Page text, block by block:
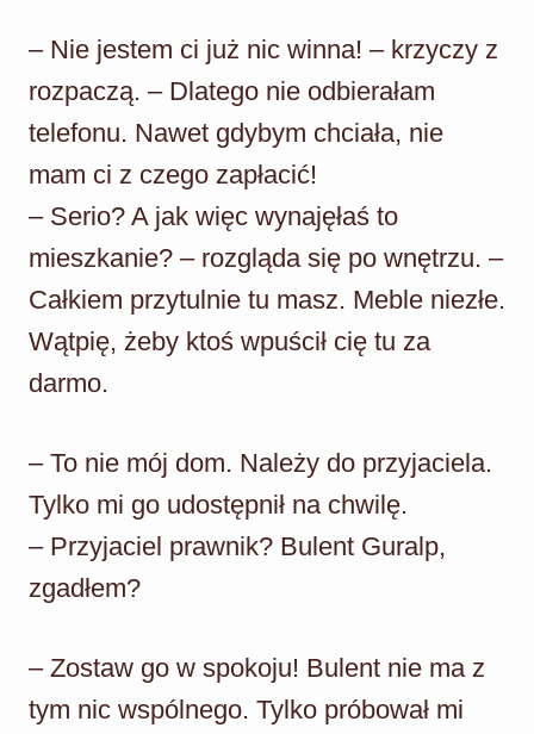
– Nie jestem ci już nic winna! – krzyczy z
rozpaczą. – Dlatego nie odbierałam
telefonu. Nawet gdybym chciała, nie
mam ci z czego zapłacić!
– Serio? A jak więc wynajęłaś to
mieszkanie? – rozgląda się po wnętrzu. –
Całkiem przytulnie tu masz. Meble niezłe.
Wątpię, żeby ktoś wpuścił cię tu za
darmo.
– To nie mój dom. Należy do przyjaciela.
Tylko mi go udostępnił na chwilę.
– Przyjaciel prawnik? Bulent Guralp,
zgadłem?
– Zostaw go w spokoju! Bulent nie ma z
tym nic wspólnego. Tylko próbował mi